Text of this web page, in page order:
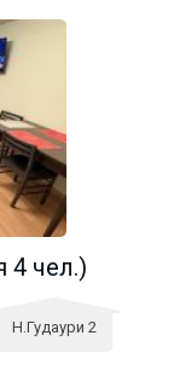
4 чел.)
Н.Гудаури 2